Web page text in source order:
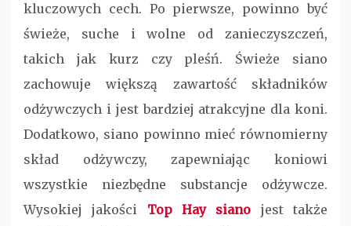
kluczowych cech. Po pierwsze, powinno być
świeże, suche i wolne od zanieczyszczeń,
takich jak kurz czy pleśń. Świeże siano
zachowuje większą zawartość składników
odżywczych i jest bardziej atrakcyjne dla koni.
Dodatkowo, siano powinno mieć równomierny
skład odżywczy, zapewniając koniowi
wszystkie niezbędne substancje odżywcze.
Wysokiej jakości Top Hay siano jest także